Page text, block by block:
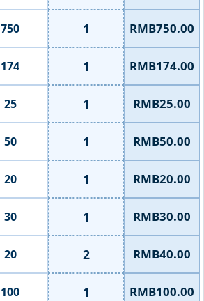
750 1 RMB750.00
174 1 RMB174.00
25 1 RMB25.00
50 1 RMB50.00
20 1 RMB20.00
30 1 RMB30.00
20 2 RMB40.00
100 1 RMB100.00